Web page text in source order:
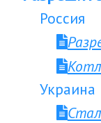
Россия
Украина